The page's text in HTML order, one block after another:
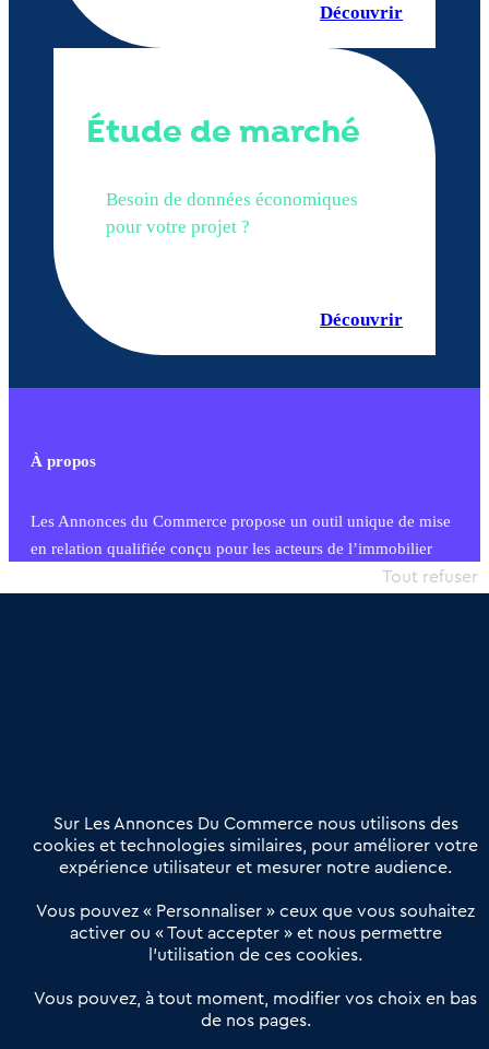
Découvrir
Étude de marché
Besoin de données économiques
pour votre projet ?
Découvrir
À propos
Les Annonces du Commerce propose un outil unique de mise
en relation qualifiée conçu pour les acteurs de l’immobilier
commercial et les collectivités territoriales, simple et intégrant
Offres Pro
Actualités
Qui sommes nous ?
Derniers articles
Réseau 3C : un partenaire national dédié aux transactions
Petitscommerces : Un partenariat au service du commerce de
proximité et des territoires
Sur Les Annonces Du Commerce nous utilisons des
cookies et technologies similaires, pour améliorer votre
expérience utilisateur et mesurer notre audience.
Vous pouvez « Personnaliser » ceux que vous souhaitez
activer ou « Tout accepter » et nous permettre
l’utilisation de ces cookies.
Vous pouvez, à tout moment, modifier vos choix en bas
de nos pages.
Tout refuser